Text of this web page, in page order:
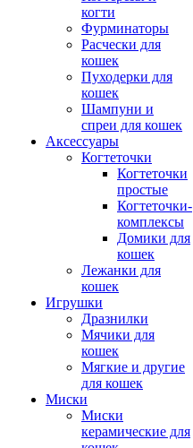
когти
Фурминаторы
Расчески для
кошек
Пуходерки для
кошек
Шампуни и
спреи для кошек
Аксессуары
Когтеточки
Когтеточки
простые
Когтеточки-
комплексы
Домики для
кошек
Лежанки для
кошек
Игрушки
Дразнилки
Мячики для
кошек
Мягкие и другие
для кошек
Миски
Миски
керамические для